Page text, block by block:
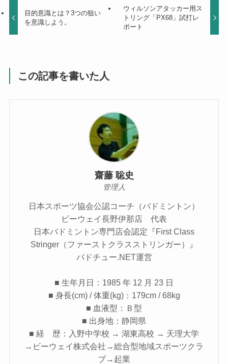
目的意識とは？3つの狙い
を意識しよう。
ウィルソンアタッカー用ス
トリング「PX68」試打レ
ポート
この記事を書いた人
齋藤 聡史
管理人
日本スポーツ協会公認コーチ（バドミントン）
ビーウェイ長野伊那店 代表
日本バドミントン専門店会認定『First Class
Stringer（ファーストクラスストリンガー）』
バドチュー.NET運営
■ 生年月日：1985 年 12 月 23 日
■ 身長(cm) / 体重(kg)：179cm / 68kg
■ 血液型：Ｂ型
■ 出身地：静岡県
■ 経 歴：入野中学校 → 湖東高校 → 天理大学
→ビーウェイ株式会社→総合型地域スポーツクラ
ブ→起業